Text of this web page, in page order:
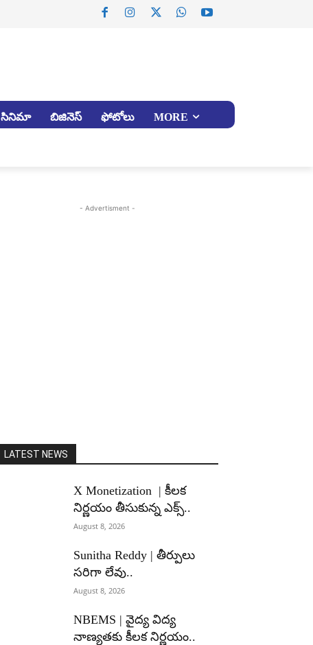
సినిమా బిజినెస్ ఫోటోలు MORE
- Advertisment -
LATEST NEWS
X Monetization | కీలక
నిర్ణయం తీసుకున్న ఎక్స్..
August 8, 2026
Sunitha Reddy | తీర్పులు
సరిగా లేవు..
August 8, 2026
NBEMS | వైద్య విద్య
నాణ్యతకు కీలక నిర్ణయం..